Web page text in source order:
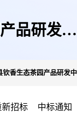
品研发中
钦香生态茶园产品研发
新招标 中标通知